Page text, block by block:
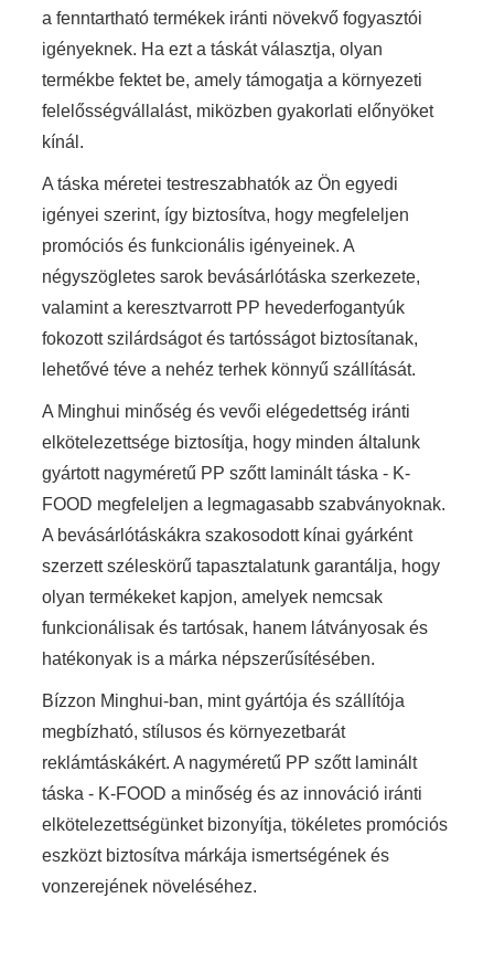
a fenntartható termékek iránti növekvő fogyasztói
igényeknek. Ha ezt a táskát választja, olyan
termékbe fektet be, amely támogatja a környezeti
felelősségvállalást, miközben gyakorlati előnyöket
kínál.
A táska méretei testreszabhatók az Ön egyedi
igényei szerint, így biztosítva, hogy megfeleljen
promóciós és funkcionális igényeinek. A
négyszögletes sarok bevásárlótáska szerkezete,
valamint a keresztvarrott PP hevederfogantyúk
fokozott szilárdságot és tartósságot biztosítanak,
lehetővé téve a nehéz terhek könnyű szállítását.
A Minghui minőség és vevői elégedettség iránti
elkötelezettsége biztosítja, hogy minden általunk
gyártott nagyméretű PP szőtt laminált táska - K-
FOOD megfeleljen a legmagasabb szabványoknak.
A bevásárlótáskákra szakosodott kínai gyárként
szerzett széleskörű tapasztalatunk garantálja, hogy
olyan termékeket kapjon, amelyek nemcsak
funkcionálisak és tartósak, hanem látványosak és
hatékonyak is a márka népszerűsítésében.
Bízzon Minghui-ban, mint gyártója és szállítója
megbízható, stílusos és környezetbarát
reklámtáskákért. A nagyméretű PP szőtt laminált
táska - K-FOOD a minőség és az innováció iránti
elkötelezettségünket bizonyítja, tökéletes promóciós
eszközt biztosítva márkája ismertségének és
vonzerejének növeléséhez.